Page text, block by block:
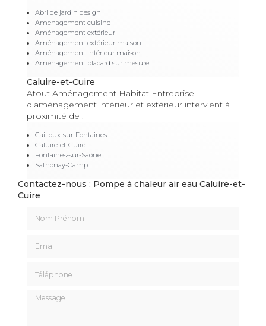
Abri de jardin design
Amenagement cuisine
Aménagement extérieur
Aménagement extérieur maison
Aménagement intérieur maison
Aménagement placard sur mesure
Caluire-et-Cuire
Atout Aménagement Habitat Entreprise
d'aménagement intérieur et extérieur intervient à
proximité de :
Cailloux-sur-Fontaines
Caluire-et-Cuire
Fontaines-sur-Saône
Sathonay-Camp
Contactez-nous : Pompe à chaleur air eau Caluire-et-
Cuire
Message